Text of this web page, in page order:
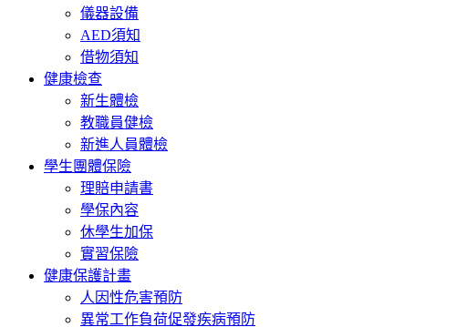
儀器設備
AED須知
借物須知
健康檢查
新生體檢
教職員健檢
新進人員體檢
學生團體保險
理賠申請書
學保內容
休學生加保
實習保險
健康保護計畫
人因性危害預防
異常工作負荷促發疾病預防